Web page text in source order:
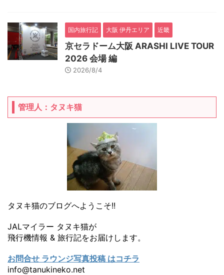
国内旅行記 大阪 伊丹エリア 近畿
京セラドーム大阪 ARASHI LIVE TOUR
2026 会場 編
2026/8/4
管理人：タヌキ猫
タヌキ猫のブログへようこそ!!
JALマイラー タヌキ猫が
飛行機情報 & 旅行記をお届けします。
お問合せ ラウンジ写真投稿 はコチラ
info@tanukineko.net